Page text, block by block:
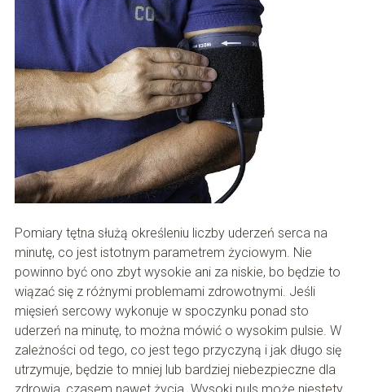
Pomiary tętna służą określeniu liczby uderzeń serca na
minutę, co jest istotnym parametrem życiowym. Nie
powinno być ono zbyt wysokie ani za niskie, bo będzie to
wiązać się z różnymi problemami zdrowotnymi. Jeśli
mięsień sercowy wykonuje w spoczynku ponad sto
uderzeń na minutę, to można mówić o wysokim pulsie. W
zależności od tego, co jest tego przyczyną i jak długo się
utrzymuje, będzie to mniej lub bardziej niebezpieczne dla